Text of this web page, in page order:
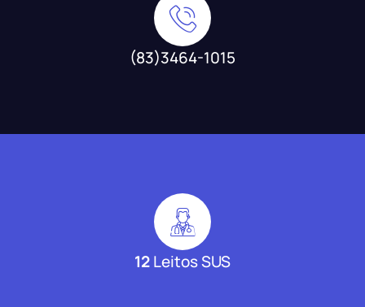
(83)3464-1015
12Leitos SUS